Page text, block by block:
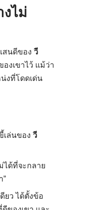
ไม่
สนดีของ วี
งเขาไว้ แม้ว่า
งที่โดดเด่น
เล่นของ วี
ได้ที่จะกลาย
ยว ได้ตั้งข้อ